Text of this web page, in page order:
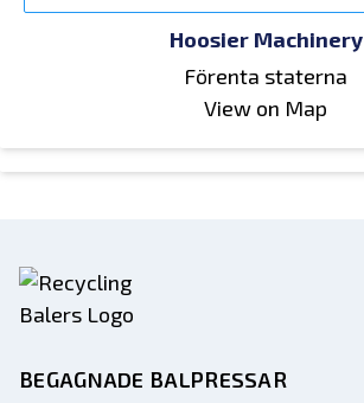
Hoosier Machinery
Förenta staterna
View on Map
BEGAGNADE BALPRESSAR